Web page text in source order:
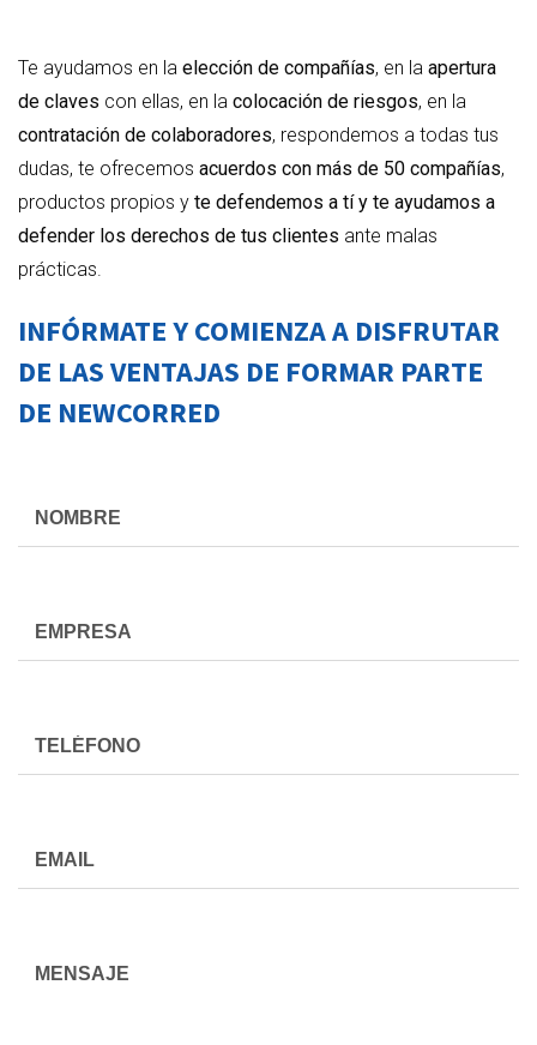
Te ayudamos en la elección de compañías, en la apertura
de claves con ellas, en la colocación de riesgos, en la
contratación de colaboradores, respondemos a todas tus
dudas, te ofrecemos acuerdos con más de 50 compañías,
productos propios y te defendemos a tí y te ayudamos a
defender los derechos de tus clientes ante malas
prácticas.
INFÓRMATE Y COMIENZA A DISFRUTAR
DE LAS VENTAJAS DE FORMAR PARTE
DE NEWCORRED